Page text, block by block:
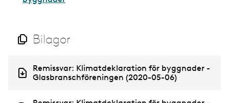
Bilagor
D
o
Remissvar: Klimatdeklaration för byggnader -
Glasbranschföreningen (2020-05-06)